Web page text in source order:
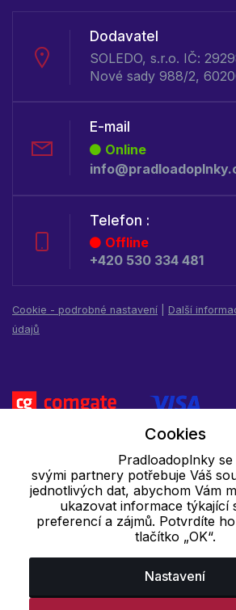
Dodavatel
SOLEDO, s.r.o. IČ:
Nové sady 988/2,
E-mail
Online
Telefon :
Offline
+420 530 334 481
Cookie - podrobné nastavení Další
údajů
Cookies
Pradloadoplnky se
svými partnery potřebuje Váš
jednotlivých dat, abychom Vám
ukazovat informace týkající
preferencí a zájmů. Potvrdíte
tlačítko „OK“.
Nastavení